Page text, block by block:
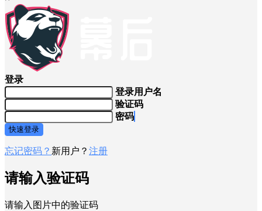
登录
登录用户名
验证码
密码
快速登录
忘记密码？ 新用户？ 注册
请输入验证码
请输入图片中的验证码